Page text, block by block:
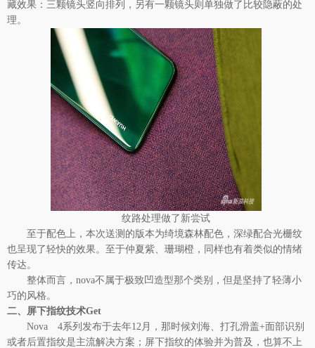
藏效果：三颗镜头竖向排列，另有一颗镜头则单独做了比较隐蔽的处
理。
纹路处理做了新尝试
至于配色上，本次送测的版本为绮境森林配色，深绿配合光栅纹
也呈现了轻快的效果。至于仲夏紫、珊瑚橙，同样也有着类似的情绪
传达。
整体而言，nova不属于极致凹造型那个类别，但是坚持了轻薄小
巧的风格。
二、屏下指纹技术Get
Nova 4系列发布于去年12月，那时候刘海、打孔滑盖+面部识别
或者后置指纹是主流解决方案；屏下指纹的体验并为普及，也算不上